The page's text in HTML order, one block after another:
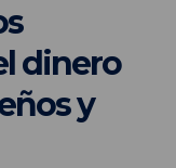
dinero
y